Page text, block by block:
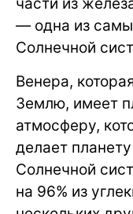
— одна из
Солнечной
Венера,
Землю, имеет
атмосферу,
делает
Солнечной
на 96% из